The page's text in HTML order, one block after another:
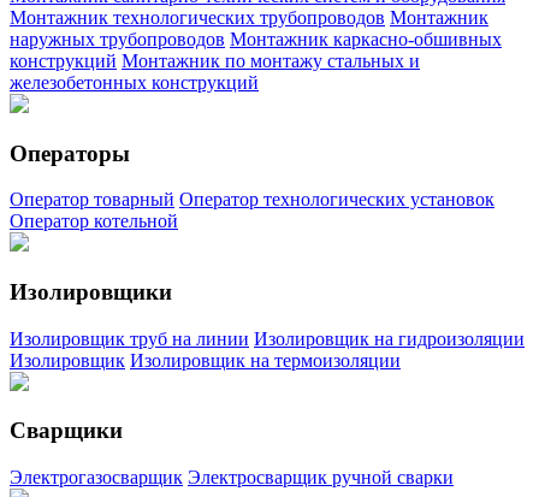
Монтажник технологических трубопроводов Монтажник
наружных трубопроводов Монтажник каркасно-обшивных
конструкций Монтажник по монтажу стальных и
железобетонных конструкций
Операторы
Оператор товарный Оператор технологических установок
Оператор котельной
Изолировщики
Изолировщик труб на линии Изолировщик на гидроизоляции
Изолировщик Изолировщик на термоизоляции
Сварщики
Электрогазосварщик Электросварщик ручной сварки